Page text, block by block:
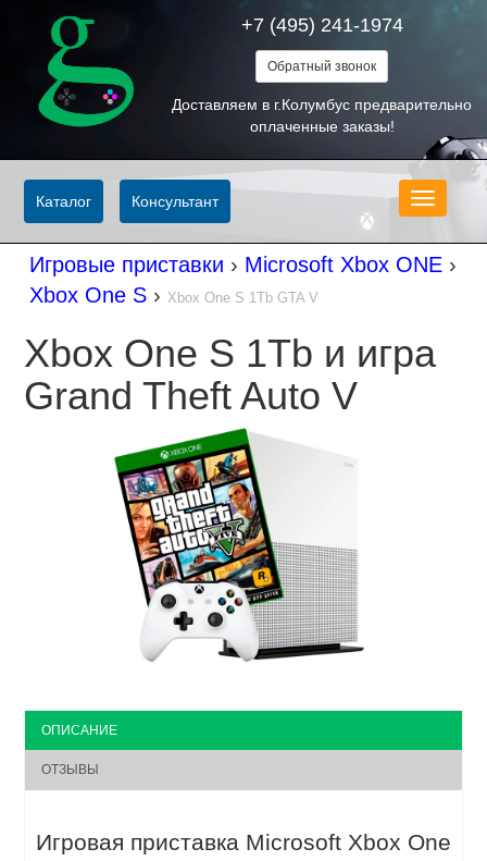
+7 (495) 241-1974
Обратный звонок
Доставляем в г.Колумбус предварительно
оплаченные заказы!
Меню
Каталог Консультант
Игровые приставки › Microsoft Xbox ONE ›
Xbox One S › Xbox One S 1Tb GTA V
Xbox One S 1Tb и игра
Grand Theft Auto V
ОПИСАНИЕ
ОТЗЫВЫ
Игровая приставка Microsoft Xbox One